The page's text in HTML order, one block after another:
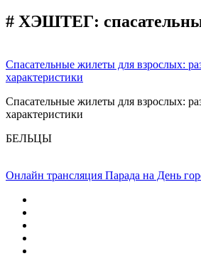
# ХЭШТЕГ:
Спасательные жилеты для взрослых:
характеристики
Спасательные жилеты для взрослых:
характеристики
БЕЛЬЦЫ
Онлайн трансляция Парада на День